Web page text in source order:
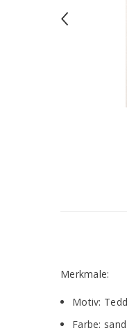
Merkmale:
Motiv:
Farbe: sand